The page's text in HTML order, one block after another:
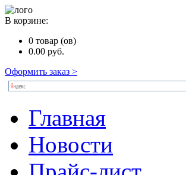
В корзине:
0 товар (ов)
0.00 руб.
Оформить заказ >
Главная
Новости